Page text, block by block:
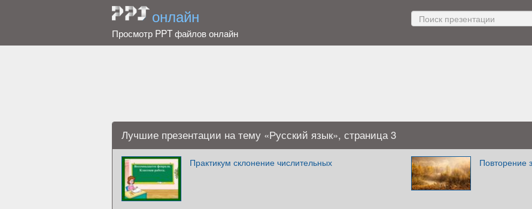
онлайн
Просмотр PPT файлов онлайн
Лучшие презентации на тему «Русский язык», страница 3
Практикум склонение числительных Повторение